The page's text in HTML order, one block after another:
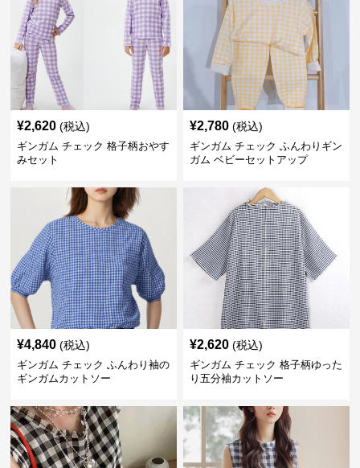
¥2,620 (税込)
ギンガム チェック 格子柄おやす
みセット
¥2,780 (税込)
ギンガム チェック ふんわりギン
ガム ベビーセットアップ
¥4,840 (税込)
ギンガム チェック ふんわり袖の
ギンガムカットソー
¥2,620 (税込)
ギンガム チェック 格子柄ゆった
り五分袖カットソー